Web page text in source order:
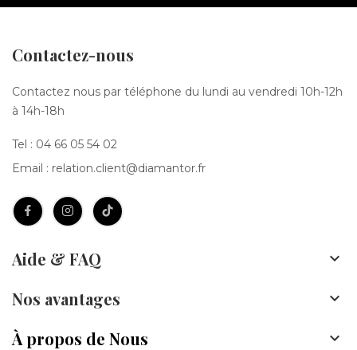
Contactez-nous
Contactez nous par téléphone du lundi au vendredi 10h-12h
à 14h-18h
Tel : 04 66 05 54 02
Email : relation.client@diamantor.fr
Aide & FAQ 
Nos avantages 
À propos de Nous 